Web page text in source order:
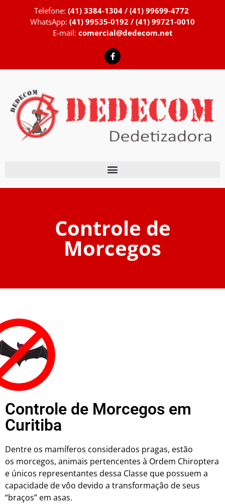
Telefone: (41) 3384-1304 / (41) 99699-4772
WhatsApp: (41) 99535-0192 / (41) 99721-0010
E-mail: comercial@dedecom.net
Controle de
Morcegos
Controle de Morcegos em
Curitiba
Dentre os mamíferos considerados pragas, estão
os morcegos, animais pertencentes à Ordem Chiroptera
e únicos representantes dessa Classe que possuem a
capacidade de vôo devido a transformação de seus
“braços” em asas.